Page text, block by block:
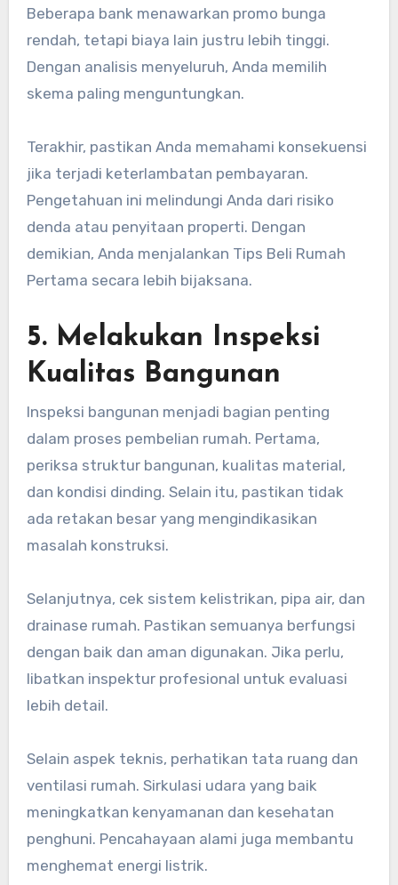
Beberapa bank menawarkan promo bunga
rendah, tetapi biaya lain justru lebih tinggi.
Dengan analisis menyeluruh, Anda memilih
skema paling menguntungkan.
Terakhir, pastikan Anda memahami konsekuensi
jika terjadi keterlambatan pembayaran.
Pengetahuan ini melindungi Anda dari risiko
denda atau penyitaan properti. Dengan
demikian, Anda menjalankan Tips Beli Rumah
Pertama secara lebih bijaksana.
5. Melakukan Inspeksi
Kualitas Bangunan
Inspeksi bangunan menjadi bagian penting
dalam proses pembelian rumah. Pertama,
periksa struktur bangunan, kualitas material,
dan kondisi dinding. Selain itu, pastikan tidak
ada retakan besar yang mengindikasikan
masalah konstruksi.
Selanjutnya, cek sistem kelistrikan, pipa air, dan
drainase rumah. Pastikan semuanya berfungsi
dengan baik dan aman digunakan. Jika perlu,
libatkan inspektur profesional untuk evaluasi
lebih detail.
Selain aspek teknis, perhatikan tata ruang dan
ventilasi rumah. Sirkulasi udara yang baik
meningkatkan kenyamanan dan kesehatan
penghuni. Pencahayaan alami juga membantu
menghemat energi listrik.